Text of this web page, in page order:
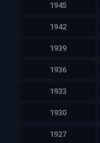
1945
1942
1939
1936
1933
1930
1927